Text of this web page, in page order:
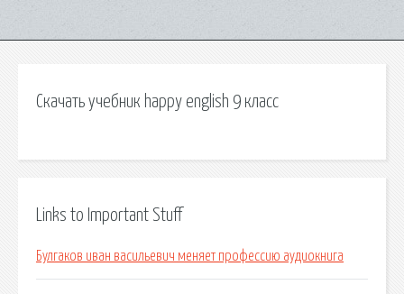
Скачать учебник happy english 9 класс
Links to Important Stuff
Булгаков иван васильевич меняет профессию аудиокнига